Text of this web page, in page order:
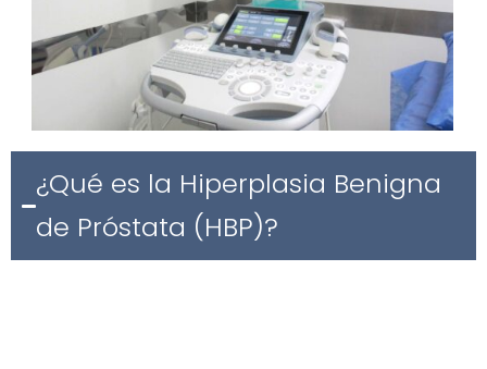
¿Qué es la Hiperplasia Benigna
de Próstata (HBP)?